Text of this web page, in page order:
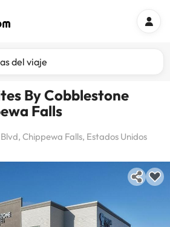
del viaje
By Cobblestone
Falls
Chippewa Falls, Estados Unidos